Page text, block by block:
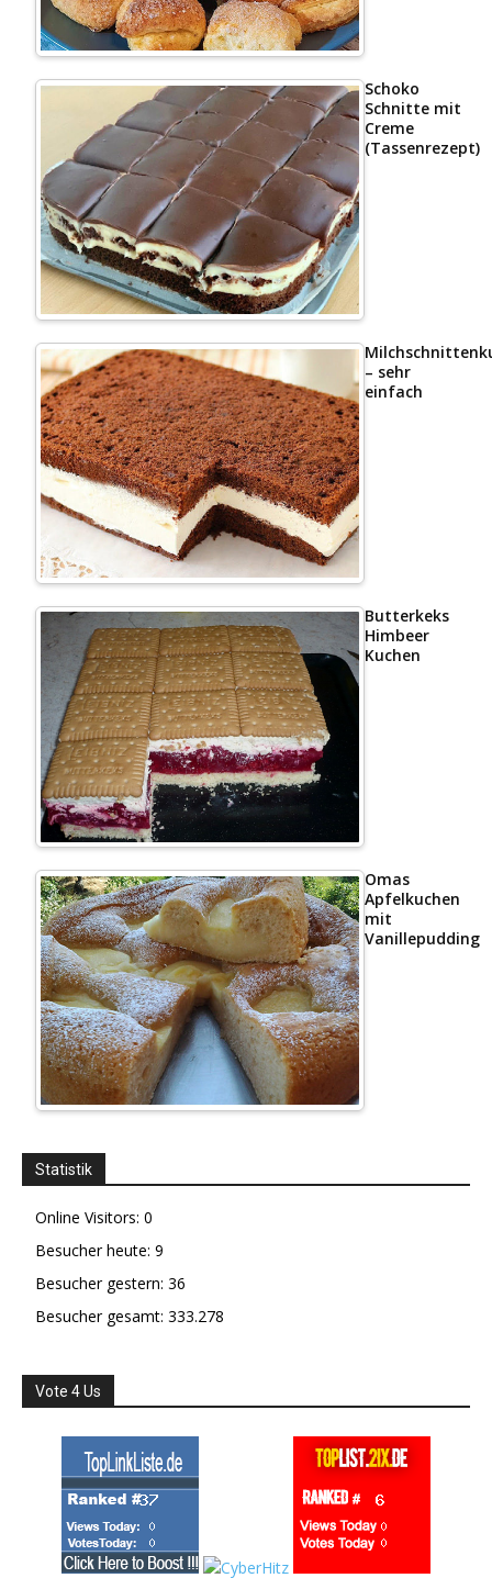
Schoko
Schnitte mit
Creme
(Tassenrezept)
– sehr
einfach
Butterkeks
Himbeer
Kuchen
Omas
Apfelkuchen
mit
Vanillepudding
Statistik
Online Visitors: 0
Besucher heute: 9
Besucher gestern: 36
Besucher gesamt: 333.278
Vote 4 Us